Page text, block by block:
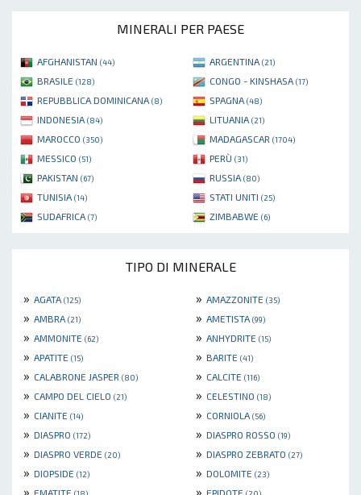
MINERALI PER PAESE
AFGHANISTAN (44) ARGENTINA (21)
BRASILE (128) CONGO - KINSHASA (17)
REPUBBLICA DOMINICANA (8) SPAGNA (48)
INDONESIA (84) LITUANIA (21)
MAROCCO (350) MADAGASCAR (1704)
MESSICO (51) PERÙ (31)
PAKISTAN (67) RUSSIA (80)
TUNISIA (14) STATI UNITI (25)
SUDAFRICA (7) ZIMBABWE (6)
TIPO DI MINERALE
» AGATA (125) » AMAZZONITE (35)
» AMBRA (21) » AMETISTA (99)
» AMMONITE (62) » ANHYDRITE (15)
» APATITE (15) » BARITE (41)
» CALABRONE JASPER (80) » CALCITE (116)
» CAMPO DEL CIELO (21) » CELESTINO (18)
» CIANITE (14) » CORNIOLA (56)
» DIASPRO (172) » DIASPRO ROSSO (19)
» DIASPRO VERDE (20) » DIASPRO ZEBRATO (27)
» DIOPSIDE (12) » DOLOMITE (23)
» »